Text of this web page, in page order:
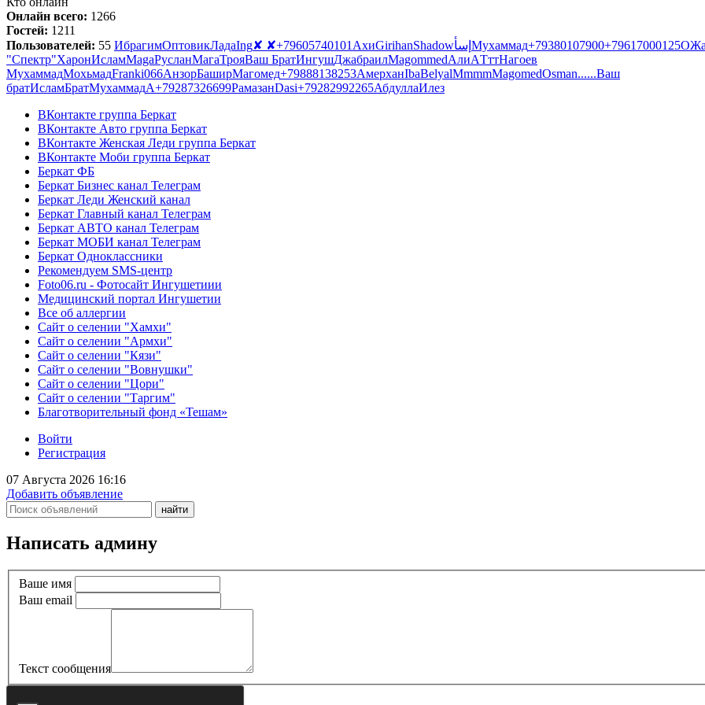
Онлайн всего: 1266
Гостей: 1211
Пользователей: 55 ИбрагимОптовикЛадаIng✘ ✘+79605740101 АхиGirihanShadowإسأ Мухаммад+79380107900+79617000125О
"Спектр"ХаронИсламMagaРусланМагаТрояВаш БратИнгушДжабраилMagommedАлиAТттНагоев
МухаммадМохьмадFranki066АнзорБаширМагомед+79888138253АмерханIbaBelyalMmmmMagomedOsman......Ваш
братИсламБратМухаммадA+79287326699РамазанDasi+79282992265АбдуллаИлез
ВКонтакте группа Беркат
ВКонтакте Авто группа Беркат
ВКонтакте Женская Леди группа Беркат
ВКонтакте Моби группа Беркат
Беркат ФБ
Беркат Бизнес канал Телеграм
Беркат Леди Женский канал
Беркат Главный канал Телеграм
Беркат АВТО канал Телеграм
Беркат МОБИ канал Телеграм
Беркат Одноклассники
Рекомендуем SMS-центр
Foto06.ru - Фотосайт Ингушетиии
Медицинский портал Ингушетии
Все об аллергии
Сайт о селении "Хамхи"
Сайт о селении "Армхи"
Сайт о селении "Кязи"
Сайт о селении "Вовнушки"
Сайт о селении "Цори"
Сайт о селении "Таргим"
Благотворительный фонд «Тешам»
Войти
Регистрация
07 Августа 2026 16:16
Добавить объявление
Написать админу
Ваше имя
Ваш email
Текст сообщения